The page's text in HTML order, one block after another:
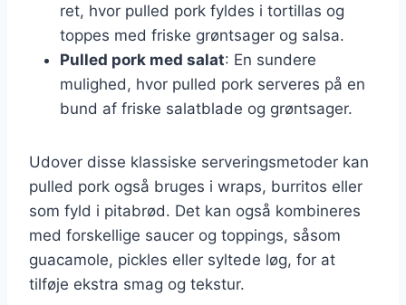
ret, hvor pulled pork fyldes i tortillas og
toppes med friske grøntsager og salsa.
Pulled pork med salat: En sundere
mulighed, hvor pulled pork serveres på en
bund af friske salatblade og grøntsager.
Udover disse klassiske serveringsmetoder kan
pulled pork også bruges i wraps, burritos eller
som fyld i pitabrød. Det kan også kombineres
med forskellige saucer og toppings, såsom
guacamole, pickles eller syltede løg, for at
tilføje ekstra smag og tekstur.